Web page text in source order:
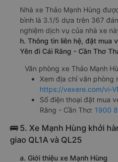
Nhà xe Thảo Mạnh Hùng
bình là 3.1/5 dựa trên 367
nghiệm dịch vụ của nhà xe
h. Thông tin liên hệ, đặt mua
Yên đi Cái Răng - Cần Thơ
Văn phòng xe Thảo Mạnh
Xem địa chỉ văn phòng
https://vexere.com/vi-
Số điện thoại đặt mua
Răng - Cần Thơ: 1900
🚌 5. Xe Mạnh Hùng khởi
giao QL1A và QL25
a. Giới thiệu xe Mạnh Hùng